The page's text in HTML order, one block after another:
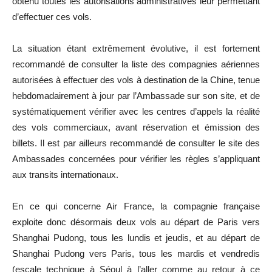
d’effectuer ces vols.
La situation étant extrêmement évolutive, il est fortement
recommandé de consulter la liste des compagnies aériennes
autorisées à effectuer des vols à destination de la Chine, tenue
hebdomadairement à jour par l’Ambassade sur son site, et de
systématiquement vérifier avec les centres d’appels la réalité
des vols commerciaux, avant réservation et émission des
billets. Il est par ailleurs recommandé de consulter le site des
Ambassades concernées pour vérifier les règles s’appliquant
aux transits internationaux.
En ce qui concerne Air France, la compagnie française
exploite donc désormais deux vols au départ de Paris vers
Shanghai Pudong, tous les lundis et jeudis, et au départ de
Shanghai Pudong vers Paris, tous les mardis et vendredis
(escale technique à Séoul à l’aller comme au retour à ce